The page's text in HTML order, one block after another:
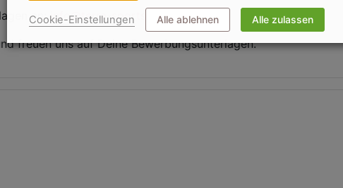
an:info@terra-sports.de
freuen uns auf Deine Bewerbungsunterlagen.
Cookie-Einstellungen Alle ablehnen Alle zulassen